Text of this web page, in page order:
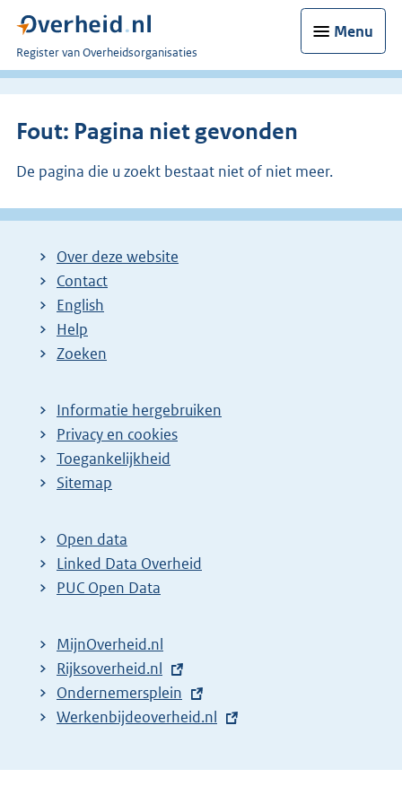
Menu
U
bent
Register van Overheidsorganisaties
Fout: Pagina niet gevonden
De pagina die u zoekt bestaat niet of niet meer.
Over deze website
Contact
English
Help
Zoeken
Informatie hergebruiken
Privacy en cookies
Toegankelijkheid
Sitemap
Open data
Linked Data Overheid
PUC Open Data
MijnOverheid.nl
E
x
t
r
Rijksoverheid.nl
E
x
e
Ondernemersplein
E
t
Werkenbijdeoverheid.nl